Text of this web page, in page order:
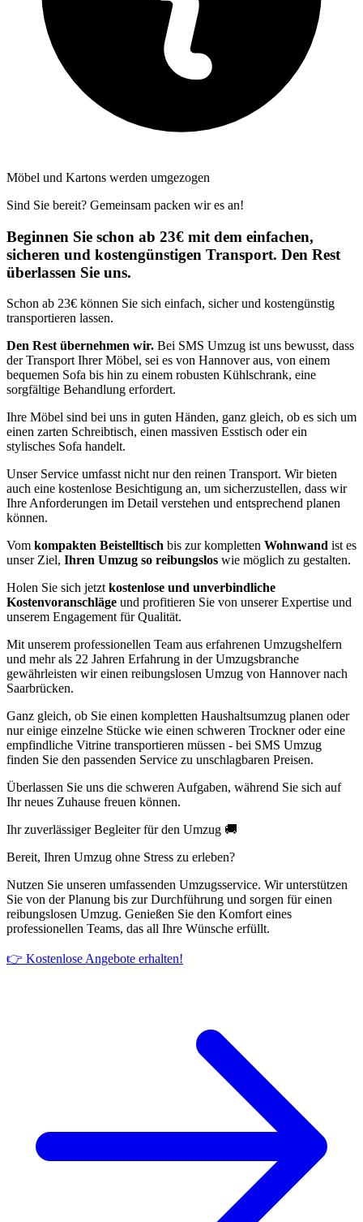
Möbel und Kartons werden umgezogen
Sind Sie bereit? Gemeinsam packen wir es an!
Beginnen Sie schon ab 23€ mit dem einfachen,
sicheren und kostengünstigen Transport. Den Rest
überlassen Sie uns.
Schon ab 23€ können Sie sich einfach, sicher und kostengünstig
transportieren lassen.
Den Rest übernehmen wir. Bei SMS Umzug ist uns bewusst, dass
der Transport Ihrer Möbel, sei es von Hannover aus, von einem
bequemen Sofa bis hin zu einem robusten Kühlschrank, eine
sorgfältige Behandlung erfordert.
Ihre Möbel sind bei uns in guten Händen, ganz gleich, ob es sich um
einen zarten Schreibtisch, einen massiven Esstisch oder ein
stylisches Sofa handelt.
Unser Service umfasst nicht nur den reinen Transport. Wir bieten
auch eine kostenlose Besichtigung an, um sicherzustellen, dass wir
Ihre Anforderungen im Detail verstehen und entsprechend planen
können.
Vom kompakten Beistelltisch bis zur kompletten Wohnwand ist es
unser Ziel, Ihren Umzug so reibungslos wie möglich zu gestalten.
Holen Sie sich jetzt kostenlose und unverbindliche
Kostenvoranschläge und profitieren Sie von unserer Expertise und
unserem Engagement für Qualität.
Mit unserem professionellen Team aus erfahrenen Umzugshelfern
und mehr als 22 Jahren Erfahrung in der Umzugsbranche
gewährleisten wir einen reibungslosen Umzug von Hannover nach
Saarbrücken.
Ganz gleich, ob Sie einen kompletten Haushaltsumzug planen oder
nur einige einzelne Stücke wie einen schweren Trockner oder eine
empfindliche Vitrine transportieren müssen - bei SMS Umzug
finden Sie den passenden Service zu unschlagbaren Preisen.
Überlassen Sie uns die schweren Aufgaben, während Sie sich auf
Ihr neues Zuhause freuen können.
Ihr zuverlässiger Begleiter für den Umzug 🚚
Bereit, Ihren Umzug ohne Stress zu erleben?
Nutzen Sie unseren umfassenden Umzugsservice. Wir unterstützen
Sie von der Planung bis zur Durchführung und sorgen für einen
reibungslosen Umzug. Genießen Sie den Komfort eines
professionellen Teams, das all Ihre Wünsche erfüllt.
👉 Kostenlose Angebote erhalten!